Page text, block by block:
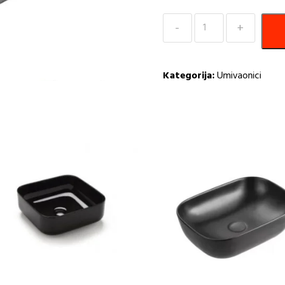
Umivaonik
60×38
GSI
Kategorija:Umivaonici